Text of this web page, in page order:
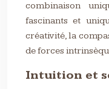
combinaison
fascinants et
créativité, la
de forces
Intuition et